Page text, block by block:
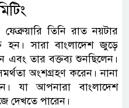
তিনি রাত নয়টার
হন। সারা বাংলাদেশ জুড়ে
এবং তার বক্তব্য শুনছিলেন।
অংশগ্রহণ করেন। নানা
যা আপনারা বাংলাদেশ
দেখতে পারেন।